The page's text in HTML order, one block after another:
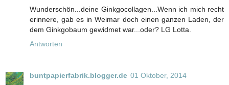
Wunderschön...deine Ginkgocollagen...Wenn ich mich recht
erinnere, gab es in Weimar doch einen ganzen Laden, der
dem Ginkgobaum gewidmet war...oder? LG Lotta.
Antworten
buntpapierfabrik.blogger.de 01 Oktober, 2014